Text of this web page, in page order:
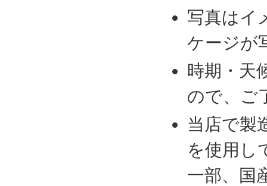
写真はイ
ケージが
時期・天
ので、ご
当店で製
を使用し
一部、国